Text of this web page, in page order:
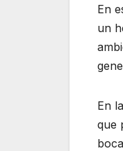
En
un
En
que